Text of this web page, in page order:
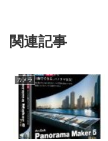
関連記事
カメラ